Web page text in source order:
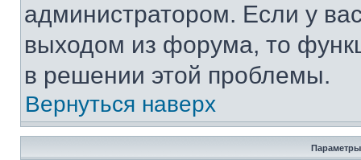
администратором. Если у
выходом из форума, то
в решении этой проблемы.
Вернуться наверх
Параметры